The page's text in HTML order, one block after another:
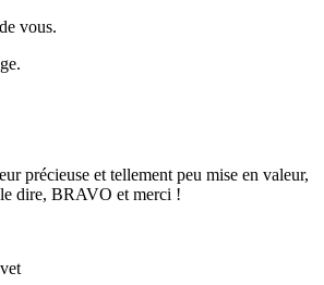
vous.
précieuse et tellement peu mise en valeur,
dire, BRAVO et merci !